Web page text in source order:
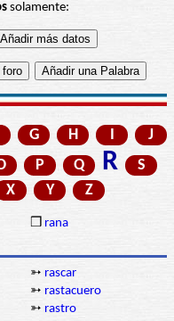
solamente:
G H I
J
P Q R
S
X Y Z
❒ rana
➳ rascar
➳ rastacuero
➳ rastro